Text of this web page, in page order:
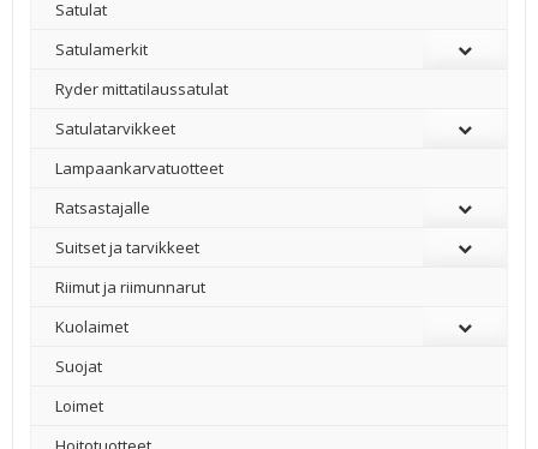
Satulat
Satulamerkit
Ryder mittatilaussatulat
Satulatarvikkeet
–
Lampaankarvatuotteet
Ratsastajalle
Suitset ja tarvikkeet
Riimut ja riimunnarut
Kuolaimet
Suojat
Loimet